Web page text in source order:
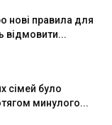
нові правила для
відмовити...
сімей було
минулого...